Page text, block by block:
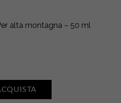
alta montagna – 50 ml